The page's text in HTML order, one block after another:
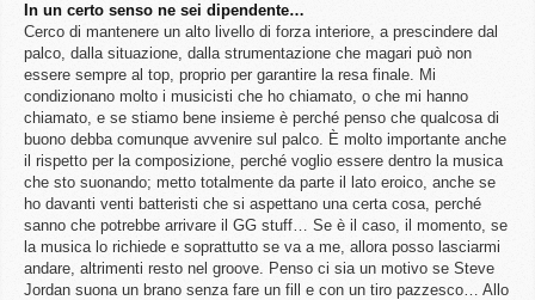
In un certo senso ne sei dipendente…
Cerco di mantenere un alto livello di forza interiore, a prescindere dal
palco, dalla situazione, dalla strumentazione che magari può non
essere sempre al top, proprio per garantire la resa finale. Mi
condizionano molto i musicisti che ho chiamato, o che mi hanno
chiamato, e se stiamo bene insieme è perché penso che qualcosa di
buono debba comunque avvenire sul palco. È molto importante anche
il rispetto per la composizione, perché voglio essere dentro la musica
che sto suonando; metto totalmente da parte il lato eroico, anche se
ho davanti venti batteristi che si aspettano una certa cosa, perché
sanno che potrebbe arrivare il GG stuff… Se è il caso, il momento, se
la musica lo richiede e soprattutto se va a me, allora posso lasciarmi
andare, altrimenti resto nel groove. Penso ci sia un motivo se Steve
Jordan suona un brano senza fare un fill e con un tiro pazzesco… Allo